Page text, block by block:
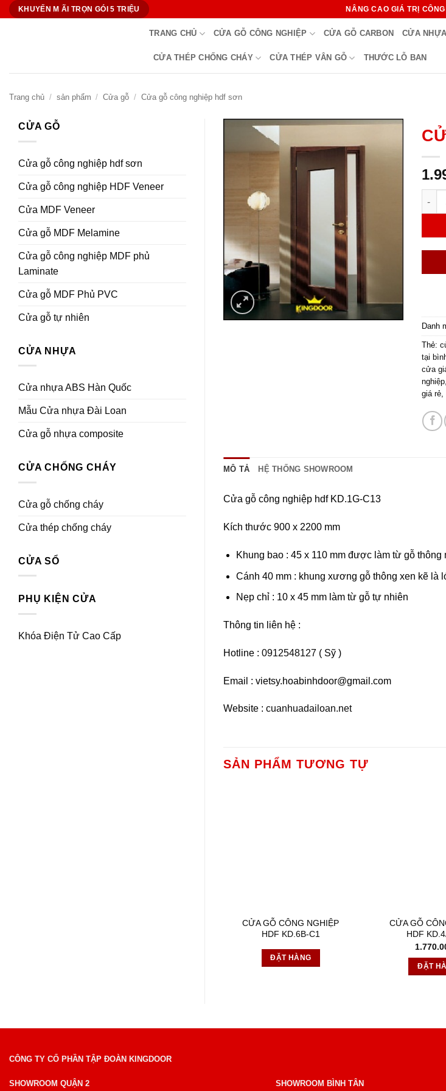
Bỏ
KHUYẾN M ÃI TRỌN GÓI 5 TRIỆU NÂNG CAO GIÁ TRỊ
TRANG CHỦ CỬA GỖ CÔNG NGHIỆP CỬA GỖ CARBON CỬA
CỬA THÉP CHỐNG CHÁY CỬA THÉP VÂN GỖ THƯỚC LỖ BAN
Trang chủ / sản phẩm / Cửa gỗ / Cửa gỗ công nghiệp hdf sơn
CỬA GỖ
Cửa gỗ công nghiệp hdf sơn
Cửa gỗ công nghiệp HDF Veneer
Cửa MDF Veneer
Cửa gỗ MDF Melamine
Cửa gỗ công nghiệp MDF phủ
Laminate
Cửa gỗ MDF Phủ PVC
Cửa gỗ tự nhiên
CỬA NHỰA
Cửa nhựa ABS Hàn Quốc
Mẫu Cửa nhựa Đài Loan
Cửa gỗ nhựa composite
CỬA CHỐNG CHÁY
Cửa gỗ chống cháy
Cửa thép chống cháy
CỬA SỔ
PHỤ KIỆN CỬA
Khóa Điện Tử Cao Cấp
CỬA
Danh
Thẻ:
tại
cửa
nghiệp,
giá rẻ,
MÔ TẢ HỆ THỐNG SHOWROOM
Cửa gỗ công nghiệp hdf KD.1G-C13
Kích thước 900 x 2200 mm
Khung bao : 45 x 110 mm được làm từ gỗ thông
Cánh 40 mm : khung xương gỗ thông xen kẽ là
Nẹp chỉ : 10 x 45 mm làm từ gỗ tự nhiên
Thông tin liên hệ :
Hotline : 0912548127 ( Sỹ )
Email : vietsy.hoabinhdoor@gmail.com
Website : cuanhuadailoan.net
SẢN PHẨM TƯƠNG TỰ
CỬA GỖ CÔNG NGHIỆP
HDF KD.6B-C1
ĐẶT HÀNG
CỬA GỖ
HDF
ĐẶT
CÔNG TY CỔ PHẦN TẬP ĐOÀN KINGDOOR
SHOWROOM QUẬN 2 SHOWROOM BÌNH TÂN